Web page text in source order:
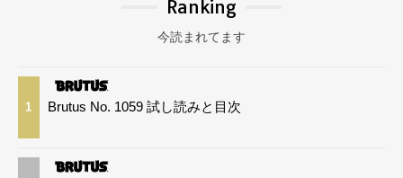
Ranking
今読まれてます
1 Brutus No. 1059 試し読みと目次